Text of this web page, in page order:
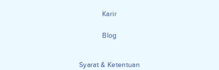
Karir
Blog
Syarat & Ketentuan